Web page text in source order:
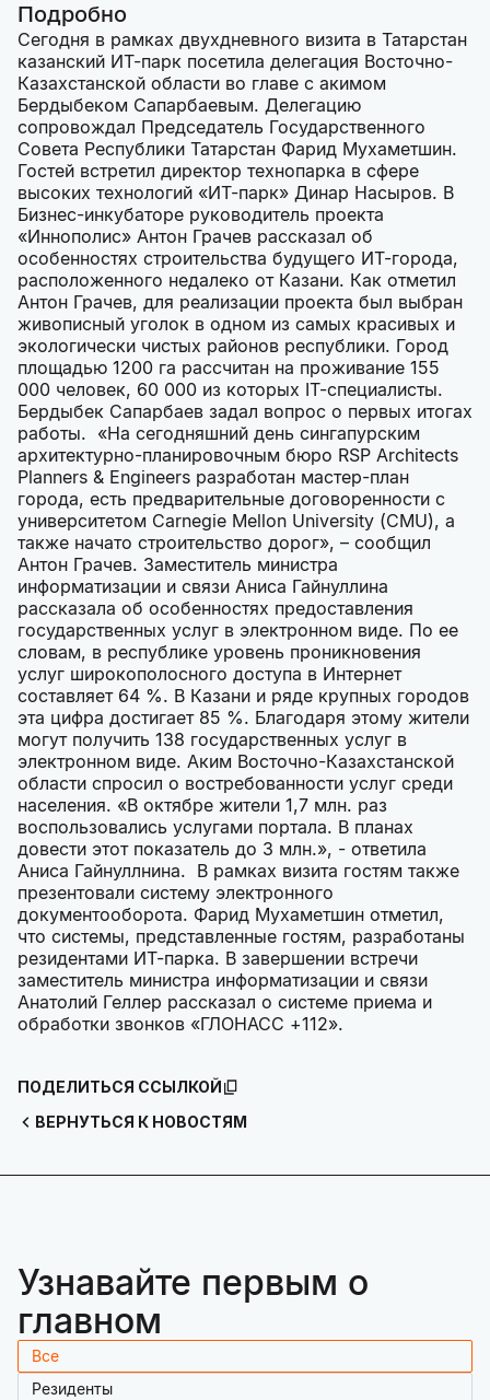
Подробно
Сегодня в рамках двухдневного визита в Татарстан
казанский ИТ-парк посетила делегация Восточно-
Казахстанской области во главе с акимом
Бердыбеком Сапарбаевым. Делегацию
сопровождал Председатель Государственного
Совета Республики Татарстан Фарид Мухаметшин.
Гостей встретил директор технопарка в сфере
высоких технологий «ИТ-парк» Динар Насыров. В
Бизнес-инкубаторе руководитель проекта
«Иннополис» Антон Грачев рассказал об
особенностях строительства будущего ИТ-города,
расположенного недалеко от Казани. Как отметил
Антон Грачев, для реализации проекта был выбран
живописный уголок в одном из самых красивых и
экологически чистых районов республики. Город
площадью 1200 га рассчитан на проживание 155
000 человек, 60 000 из которых IT-специалисты.
Бердыбек Сапарбаев задал вопрос о первых итогах
работы. «На сегодняшний день сингапурским
архитектурно-планировочным бюро RSP Architects
Planners & Engineers разработан мастер-план
города, есть предварительные договоренности с
университетом Carnegie Mellon University (CMU), а
также начато строительство дорог», – сообщил
Антон Грачев. Заместитель министра
информатизации и связи Аниса Гайнуллина
рассказала об особенностях предоставления
государственных услуг в электронном виде. По ее
словам, в республике уровень проникновения
услуг широкополосного доступа в Интернет
составляет 64 %. В Казани и ряде крупных городов
эта цифра достигает 85 %. Благодаря этому жители
могут получить 138 государственных услуг в
электронном виде. Аким Восточно-Казахстанской
области спросил о востребованности услуг среди
населения. «В октябре жители 1,7 млн. раз
воспользовались услугами портала. В планах
довести этот показатель до 3 млн.», - ответила
Аниса Гайнуллнина. В рамках визита гостям также
презентовали систему электронного
документооборота. Фарид Мухаметшин отметил,
что системы, представленные гостям, разработаны
резидентами ИТ-парка. В завершении встречи
заместитель министра информатизации и связи
Анатолий Геллер рассказал о системе приема и
обработки звонков «ГЛОНАСС +112».
ВЕРНУТЬСЯ К НОВОСТЯМ
ПОДЕЛИТЬСЯ ССЫЛКОЙ
Узнавайте первым о
главном
Все
Резиденты